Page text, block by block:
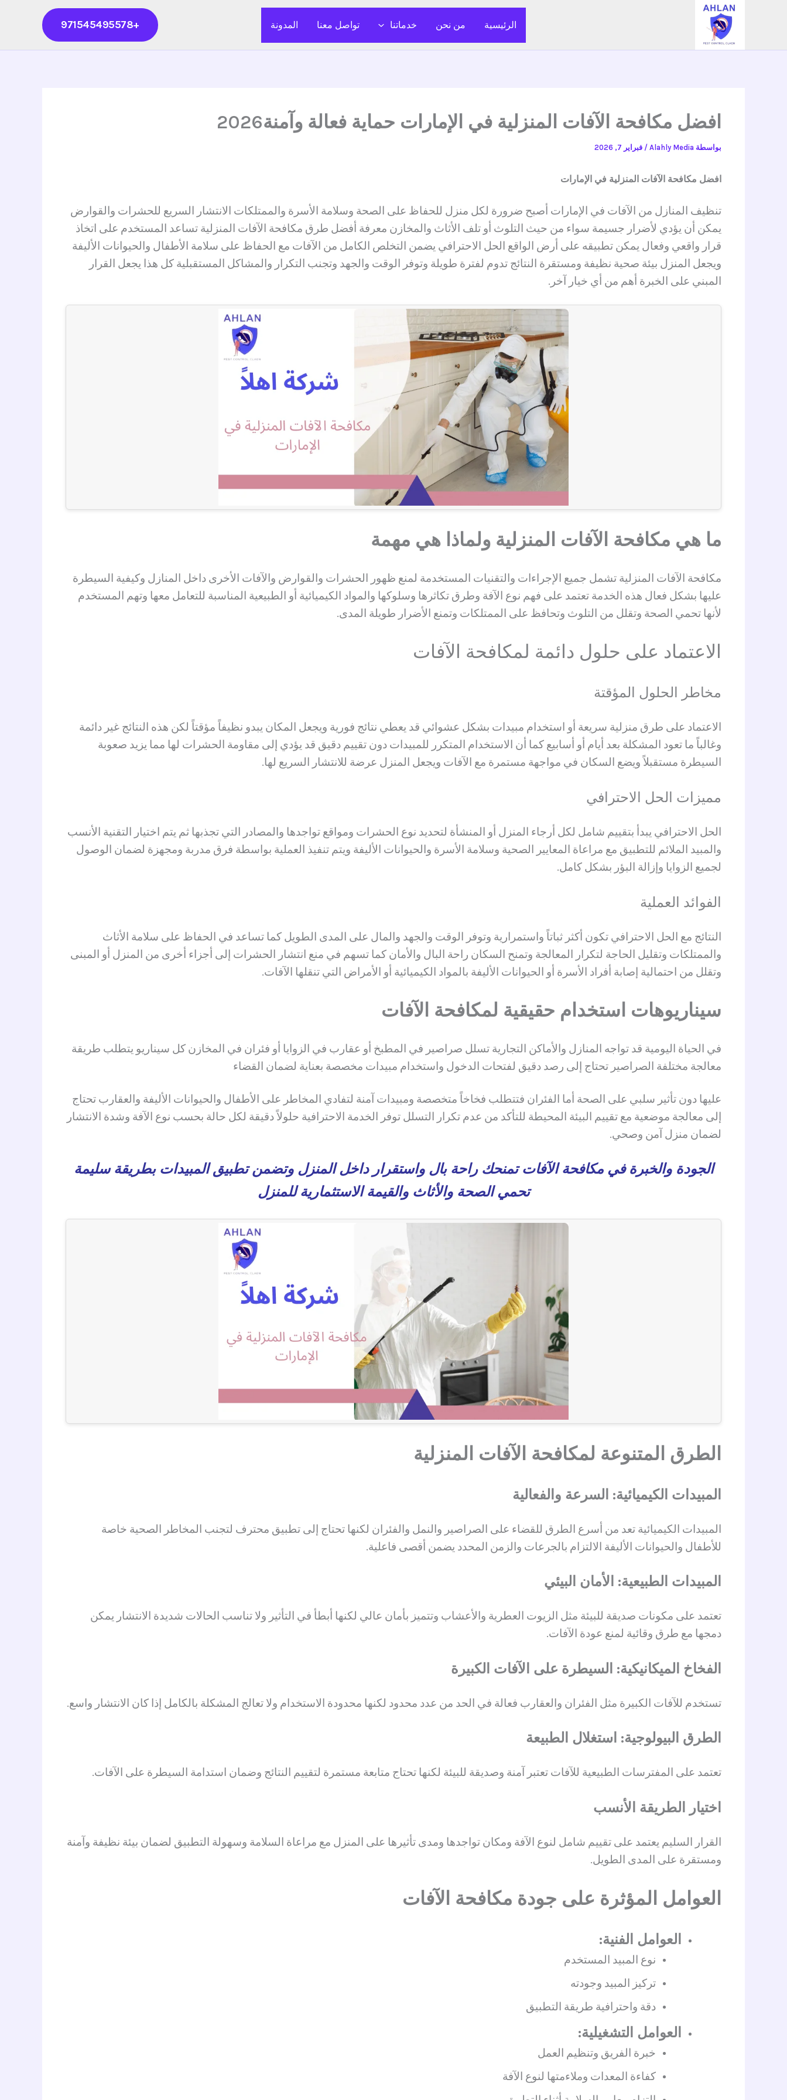
الرئيسية من نحن خدماتنا تواصل معنا المدونة +971545495578
افضل مكافحة الآفات المنزلية في الإمارات حماية فعالة وآمنة2026
بواسطة Alahly Media
/ فبراير 7, 2026
افضل مكافحة الآفات المنزلية في الإمارات
تنظيف المنازل من الآفات في الإمارات أصبح ضرورة لكل منزل للحفاظ على الصحة وسلامة الأسرة والممتلكات الانتشار السريع للحشرات والقوارض
يمكن أن يؤدي لأضرار جسيمة سواء من حيث التلوث أو تلف الأثاث والمخازن معرفة أفضل طرق مكافحة الآفات المنزلية تساعد المستخدم على اتخاذ
قرار واقعي وفعال يمكن تطبيقه على أرض الواقع الحل الاحترافي يضمن التخلص الكامل من الآفات مع الحفاظ على سلامة الأطفال والحيوانات الأليفة
ويجعل المنزل بيئة صحية نظيفة ومستقرة النتائج تدوم لفترة طويلة وتوفر الوقت والجهد وتجنب التكرار والمشاكل المستقبلية كل هذا يجعل القرار
المبني على الخبرة أهم من أي خيار آخر.
ما هي مكافحة الآفات المنزلية ولماذا هي مهمة
مكافحة الآفات المنزلية تشمل جميع الإجراءات والتقنيات المستخدمة لمنع ظهور الحشرات والقوارض والآفات الأخرى داخل المنازل وكيفية السيطرة
عليها بشكل فعال هذه الخدمة تعتمد على فهم نوع الآفة وطرق تكاثرها وسلوكها والمواد الكيميائية أو الطبيعية المناسبة للتعامل معها وتهم المستخدم
لأنها تحمي الصحة وتقلل من التلوث وتحافظ على الممتلكات وتمنع الأضرار طويلة المدى.
الاعتماد على حلول دائمة لمكافحة الآفات
مخاطر الحلول المؤقتة
الاعتماد على طرق منزلية سريعة أو استخدام مبيدات بشكل عشوائي قد يعطي نتائج فورية ويجعل المكان يبدو نظيفاً مؤقتاً لكن هذه النتائج غير دائمة
وغالباً ما تعود المشكلة بعد أيام أو أسابيع كما أن الاستخدام المتكرر للمبيدات دون تقييم دقيق قد يؤدي إلى مقاومة الحشرات لها مما يزيد صعوبة
السيطرة مستقبلاً ويضع السكان في مواجهة مستمرة مع الآفات ويجعل المنزل عرضة للانتشار السريع لها.
مميزات الحل الاحترافي
الحل الاحترافي يبدأ بتقييم شامل لكل أرجاء المنزل أو المنشأة لتحديد نوع الحشرات ومواقع تواجدها والمصادر التي تجذبها ثم يتم اختيار التقنية الأنسب
والمبيد الملائم للتطبيق مع مراعاة المعايير الصحية وسلامة الأسرة والحيوانات الأليفة ويتم تنفيذ العملية بواسطة فرق مدربة ومجهزة لضمان الوصول
لجميع الزوايا وإزالة البؤر بشكل كامل.
الفوائد العملية
النتائج مع الحل الاحترافي تكون أكثر ثباتاً واستمرارية وتوفر الوقت والجهد والمال على المدى الطويل كما تساعد في الحفاظ على سلامة الأثاث
والممتلكات وتقليل الحاجة لتكرار المعالجة وتمنح السكان راحة البال والأمان كما تسهم في منع انتشار الحشرات إلى أجزاء أخرى من المنزل أو المبنى
وتقلل من احتمالية إصابة أفراد الأسرة أو الحيوانات الأليفة بالمواد الكيميائية أو الأمراض التي تنقلها الآفات.
سيناريوهات استخدام حقيقية لمكافحة الآفات
في الحياة اليومية قد تواجه المنازل والأماكن التجارية تسلل صراصير في المطبخ أو عقارب في الزوايا أو فئران في المخازن كل سيناريو يتطلب طريقة
معالجة مختلفة الصراصير تحتاج إلى رصد دقيق لفتحات الدخول واستخدام مبيدات مخصصة بعناية لضمان القضاء
عليها دون تأثير سلبي على الصحة أما الفئران فتتطلب فخاخاً متخصصة ومبيدات آمنة لتفادي المخاطر على الأطفال والحيوانات الأليفة والعقارب تحتاج
إلى معالجة موضعية مع تقييم البيئة المحيطة للتأكد من عدم تكرار التسلل توفر الخدمة الاحترافية حلولاً دقيقة لكل حالة بحسب نوع الآفة وشدة الانتشار
لضمان منزل آمن وصحي.
الجودة والخبرة في مكافحة الآفات تمنحك راحة بال واستقرار داخل المنزل وتضمن تطبيق المبيدات بطريقة سليمة
تحمي الصحة والأثاث والقيمة الاستثمارية للمنزل
الطرق المتنوعة لمكافحة الآفات المنزلية
المبيدات الكيميائية: السرعة والفعالية
المبيدات الكيميائية تعد من أسرع الطرق للقضاء على الصراصير والنمل والفئران لكنها تحتاج إلى تطبيق محترف لتجنب المخاطر الصحية خاصة
للأطفال والحيوانات الأليفة الالتزام بالجرعات والزمن المحدد يضمن أقصى فاعلية.
المبيدات الطبيعية: الأمان البيئي
تعتمد على مكونات صديقة للبيئة مثل الزيوت العطرية والأعشاب وتتميز بأمان عالي لكنها أبطأ في التأثير ولا تناسب الحالات شديدة الانتشار يمكن
دمجها مع طرق وقائية لمنع عودة الآفات.
الفخاخ الميكانيكية: السيطرة على الآفات الكبيرة
تستخدم للآفات الكبيرة مثل الفئران والعقارب فعالة في الحد من عدد محدود لكنها محدودة الاستخدام ولا تعالج المشكلة بالكامل إذا كان الانتشار واسع.
الطرق البيولوجية: استغلال الطبيعة
تعتمد على المفترسات الطبيعية للآفات تعتبر آمنة وصديقة للبيئة لكنها تحتاج متابعة مستمرة لتقييم النتائج وضمان استدامة السيطرة على الآفات.
اختيار الطريقة الأنسب
القرار السليم يعتمد على تقييم شامل لنوع الآفة ومكان تواجدها ومدى تأثيرها على المنزل مع مراعاة السلامة وسهولة التطبيق لضمان بيئة نظيفة وآمنة
ومستقرة على المدى الطويل.
العوامل المؤثرة على جودة مكافحة الآفات
العوامل الفنية:
نوع المبيد المستخدم
تركيز المبيد وجودته
دقة واحترافية طريقة التطبيق
العوامل التشغيلية:
خبرة الفريق وتنظيم العمل
كفاءة المعدات وملاءمتها لنوع الآفة